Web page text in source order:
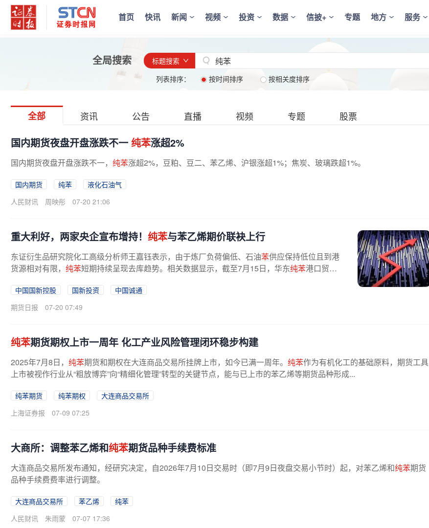
首页 快讯 新闻 视频 投资 数据 信披+ 专题 地方 服务
全局搜索 标题搜索
列表排序： 按时间排序 按相关度排序
全部 资讯 公告 直播 视频 专题 股票
​国内期货夜盘开盘涨跌不一 纯苯涨超2%
国内期货夜盘开盘涨跌不一， 纯苯涨超2%，豆粕、豆二、苯乙烯、沪银涨超1%；焦炭、玻璃跌超1%。
国内期货 纯苯
液化石油气
人民财讯
周映彤 07-20 21:06
重大利好，两家央企宣布增持！ 纯苯与苯乙烯期价联袂上行
东证衍生品研究院化工高级分析师王嘉钰表示，由于炼厂负荷偏低、石油苯供应保持低位且到港
货源相对有限， 纯苯短期持续呈现去库趋势。相关数据显示，截至7月15日，华东纯苯港口贸易
中国国新控股 国新投资
中国诚通
期货日报
07-20 07:49
纯苯期货期权上市一周年 化工产业风险管理闭环稳步构建
2025年7月8日， 纯苯期货和期权在大连商品交易所挂牌上市，如今已满一周年。 纯苯作为有机化工的基础原料，期货工具
上市被视作行业从“粗放博弈”向“精细化管理”转型的关键节点，能与已上市的苯乙烯等期货品种形成...
纯苯期货 纯苯期权
大连商品交易所
上海证券报
07-09 07:25
大商所：调整苯乙烯和纯苯期货品种手续费标准
大连商品交易所发布通知，经研究决定，自2026年7月10日交易时（即7月9日夜盘交易小节时）起，对苯乙烯和纯苯期货
品种手续费费率进行调整。
大连商品交易所 苯乙烯
纯苯
人民财讯
朱雨蒙 07-07 17:36